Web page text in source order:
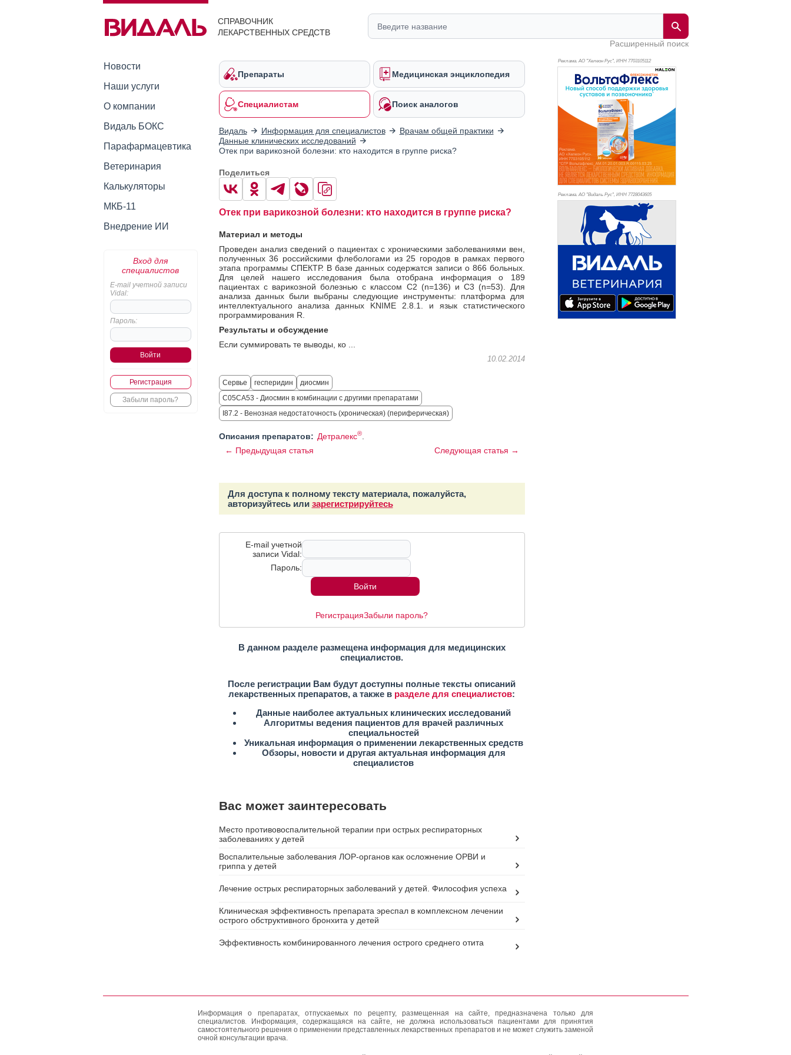
СПРАВОЧНИК
ЛЕКАРСТВЕННЫХ СРЕДСТВ
Расширенный поиск
Новости
Наши услуги
О компании
Видаль БОКС
Парафармацевтика
Ветеринария
Калькуляторы
МКБ-11
Внедрение ИИ
Вход для
специалистов
E-mail учетной записи
Vidal:
Пароль:
Регистрация
Забыли пароль?
Препараты Медицинская энциклопедия
Специалистам Поиск аналогов
Видаль Информация для специалистов
Врачам общей практики
Данные клинических исследований
Отек при варикозной болезни: кто находится в группе риска?
Поделиться
Отек при варикозной болезни: кто находится в группе риска?
Материал и методы
Проведен анализ сведений о пациентах с хроническими заболеваниями вен,
полученных 36 российскими флебологами из 25 городов в рамках первого
этапа программы СПЕКТР. В базе данных содержатся записи о 866 больных.
Для целей нашего исследования была отобрана информация о 189
пациентах с варикозной болезнью с классом С2 (n=136) и С3 (n=53). Для
анализа данных были выбраны следующие инструменты: платформа для
интеллектуального анализа данных KNIME 2.8.1. и язык статистического
программирования R.
Результаты и обсуждение
Если суммировать те выводы, ко ...
10.02.2014
Сервье гесперидин
диосмин
C05CA53 - Диосмин в комбинации с другими препаратами
I87.2 - Венозная недостаточность (хроническая) (периферическая)
Описания препаратов: Детралекс®.
← Предыдущая статья
Следующая статья →
Для доступа к полному тексту материала, пожалуйста,
авторизуйтесь или зарегистрируйтесь
E-mail учетной
записи Vidal:
Пароль:
РегистрацияЗабыли пароль?
В данном разделе размещена информация для медицинских
специалистов.
После регистрации Вам будут доступны полные тексты описаний
лекарственных препаратов, а также в разделе для специалистов:
Данные наиболее актуальных клинических исследований
Алгоритмы ведения пациентов для врачей различных
специальностей
Уникальная информация о применении лекарственных средств
Обзоры, новости и другая актуальная информация для
специалистов
Вас может заинтересовать
Место противовоспалительной терапии при острых респираторных
заболеваниях у детей
Воспалительные заболевания ЛОР-органов как осложнение ОРВИ и
гриппа у детей
Лечение острых респираторных заболеваний у детей. Философия успеха
Клиническая эффективность препарата эреспал в комплексном лечении
острого обструктивного бронхита у детей
Эффективность комбинированного лечения острого среднего отита
Реклама. АО "Хелеон Рус", ИНН 7703105112
Реклама. АО "Видаль Рус", ИНН 7728043605
Информация о препаратах, отпускаемых по рецепту, размещенная на сайте, предназначена только для
специалистов. Информация, содержащаяся на сайте, не должна использоваться пациентами для принятия
самостоятельного решения о применении представленных лекарственных препаратов и не может служить заменой
очной консультации врача.